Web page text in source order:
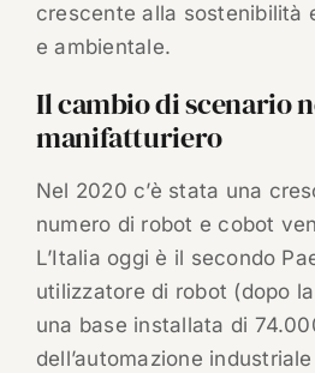
crescente alla sostenibilità
e ambientale.
Il cambio di scenario
manifatturiero
Nel 2020 c’è stata una
numero di robot e cobot
L’Italia oggi è il secondo
utilizzatore di robot (dopo
una base installata di
dell’automazione